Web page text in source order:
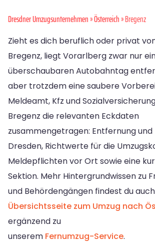
Dresdner Umzugsunternehmen»Österreich» Bregenz
Zieht es dich beruflich oder privat
Bregenz, liegt Vorarlberg zwar nur
überschaubaren Autobahntag
aber trotzdem eine saubere
Meldeamt, Kfz und
Bregenz die relevanten Eckdaten
zusammengetragen: Entfernung und
Dresden, Richtwerte für die
Meldepflichten vor Ort sowie eine
Sektion. Mehr Hintergrundwissen zu
und Behördengängen findest du
Übersichtsseite zum Umzug nach
ergänzend zu
unserem Fernumzug-Service.